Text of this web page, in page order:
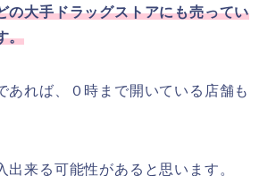
の大手ドラッグストアにも売ってい
。
あれば、０時まで開いている店舗も
出来る可能性があると思います。